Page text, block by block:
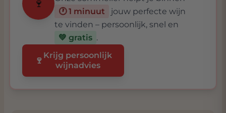
🍷
🕐 1 minuut
jouw perfecte wijn
te vinden – persoonlijk, snel en
💚 gratis .
🍷 Krijg persoonlijk
wijnadvies